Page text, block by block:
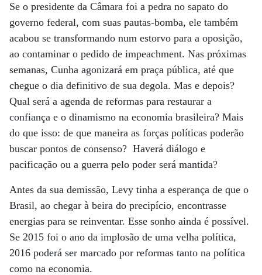
Se o presidente da Câmara foi a pedra no sapato do
governo federal, com suas pautas-bomba, ele também
acabou se transformando num estorvo para a oposição,
ao contaminar o pedido de impeachment. Nas próximas
semanas, Cunha agonizará em praça pública, até que
chegue o dia definitivo de sua degola. Mas e depois?
Qual será a agenda de reformas para restaurar a
confiança e o dinamismo na economia brasileira? Mais
do que isso: de que maneira as forças políticas poderão
buscar pontos de consenso? Haverá diálogo e
pacificação ou a guerra pelo poder será mantida?
Antes da sua demissão, Levy tinha a esperança de que o
Brasil, ao chegar à beira do precipício, encontrasse
energias para se reinventar. Esse sonho ainda é possível.
Se 2015 foi o ano da implosão de uma velha política,
2016 poderá ser marcado por reformas tanto na política
como na economia.